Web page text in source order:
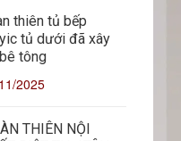
thiên tủ bếp
tủ dưới đã xây
tông
2025
THIÊN NỘI